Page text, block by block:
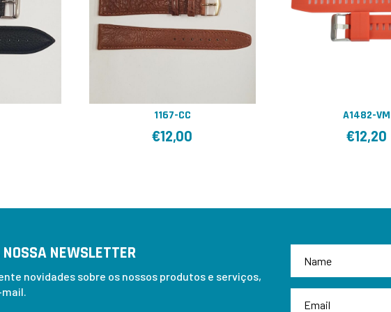
1167-CC
€12,00
A1482-VM
€12,20
NEWSLETTER
novidades sobre os nossos produtos e serviços,